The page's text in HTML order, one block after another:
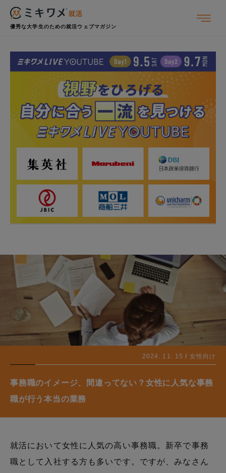
優秀な大学生のための就活ウェブマガジン
2024. 11. 15 女性向け
事務職のイメージ、間違ってない？女性に人気な事務
職が行う本当の業務
就活において女性に人気の高い事務職。新卒で事務
職として入社する方も多いです。ですが、みなさん